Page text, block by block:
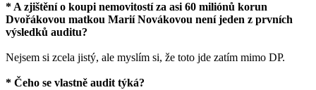
* A zjištění o koupi nemovitostí za asi 60 miliónů korun
Dvořákovou matkou Marií Novákovou není jeden z prvních
výsledků auditu?
Nejsem si zcela jistý, ale myslím si, že toto jde zatím mimo DP.
* Čeho se vlastně audit týká?